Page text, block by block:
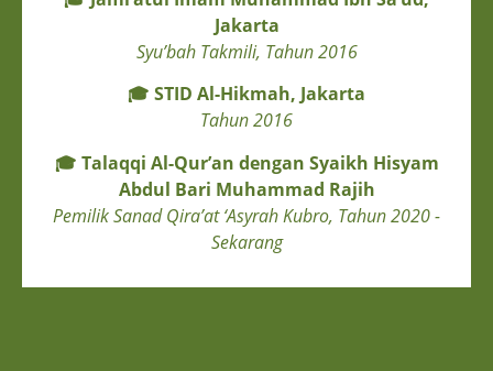
Jakarta
Syu’bah Takmili, Tahun 2016
🎓 STID Al-Hikmah, Jakarta
Tahun 2016
🎓 Talaqqi Al-Qur’an dengan Syaikh Hisyam
Abdul Bari Muhammad Rajih
Pemilik Sanad Qira’at ‘Asyrah Kubro, Tahun 2020 -
Sekarang